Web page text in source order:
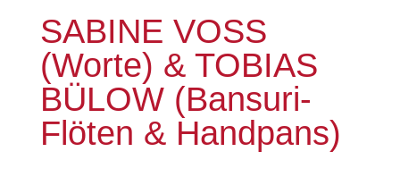
SABINE VOSS
(Worte) & TOBIAS
BÜLOW (Bansuri-
Flöten & Handpans)